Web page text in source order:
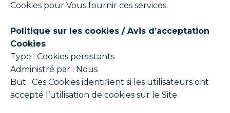
Cookies pour Vous fournir ces services.
Politique sur les cookies / Avis d’acceptation
Cookies
Type : Cookies persistants
Administré par : Nous
But : Ces Cookies identifient si les utilisateurs ont
accepté l’utilisation de cookies sur le Site.